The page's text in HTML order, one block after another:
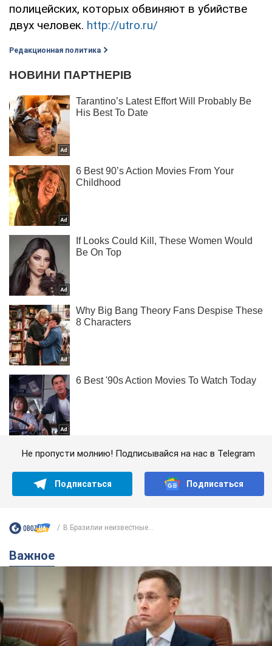
полицейских, которых обвиняют в убийстве
двух человек. http://utro.ru/
Редакционная политика
Не пропусти молнию! Подписывайся на нас в Telegram
Подписаться Подписаться
В Бразилии неизвестные...
Важное